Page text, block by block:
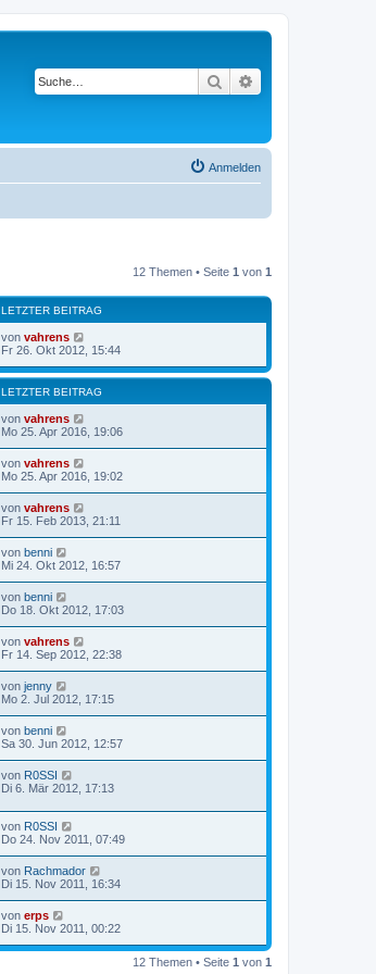
Suche
Anmelden
12 Themen • Seite 1 von 1
LETZTER BEITRAG
von vahrens
Fr 26. Okt 2012, 15:44
LETZTER BEITRAG
von vahrens
Mo 25. Apr 2016, 19:06
von vahrens
Mo 25. Apr 2016, 19:02
von vahrens
Fr 15. Feb 2013, 21:11
von benni
Mi 24. Okt 2012, 16:57
von benni
Do 18. Okt 2012, 17:03
von vahrens
Fr 14. Sep 2012, 22:38
von jenny
Mo 2. Jul 2012, 17:15
von benni
Sa 30. Jun 2012, 12:57
von R0SSI
Di 6. Mär 2012, 17:13
von R0SSI
Do 24. Nov 2011, 07:49
von Rachmador
Di 15. Nov 2011, 16:34
von erps
Di 15. Nov 2011, 00:22
12 Themen • Seite 1 von 1